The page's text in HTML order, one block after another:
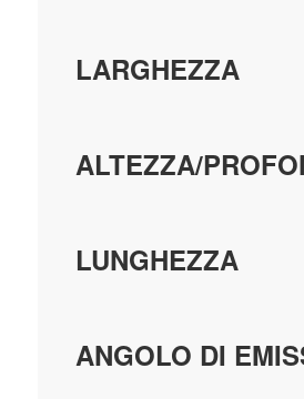
LARGHEZZA
ALTEZZA/
LUNGHEZZA
ANGOLO DI